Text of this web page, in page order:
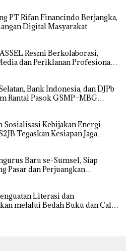
PT Rifan Financindo Berjangka,
Digital Masyarakat
Resmi Berkolaborasi,
dan Periklanan Profesional
Bank Indonesia, dan DJPb
Rantai Pasok GSMP–MBG
Kebijakan Energi
Tegaskan Kesiapan Jaga
Baru se-Sumsel, Siap
Pasar dan Perjuangkan
Literasi dan
melalui Bedah Buku dan Call